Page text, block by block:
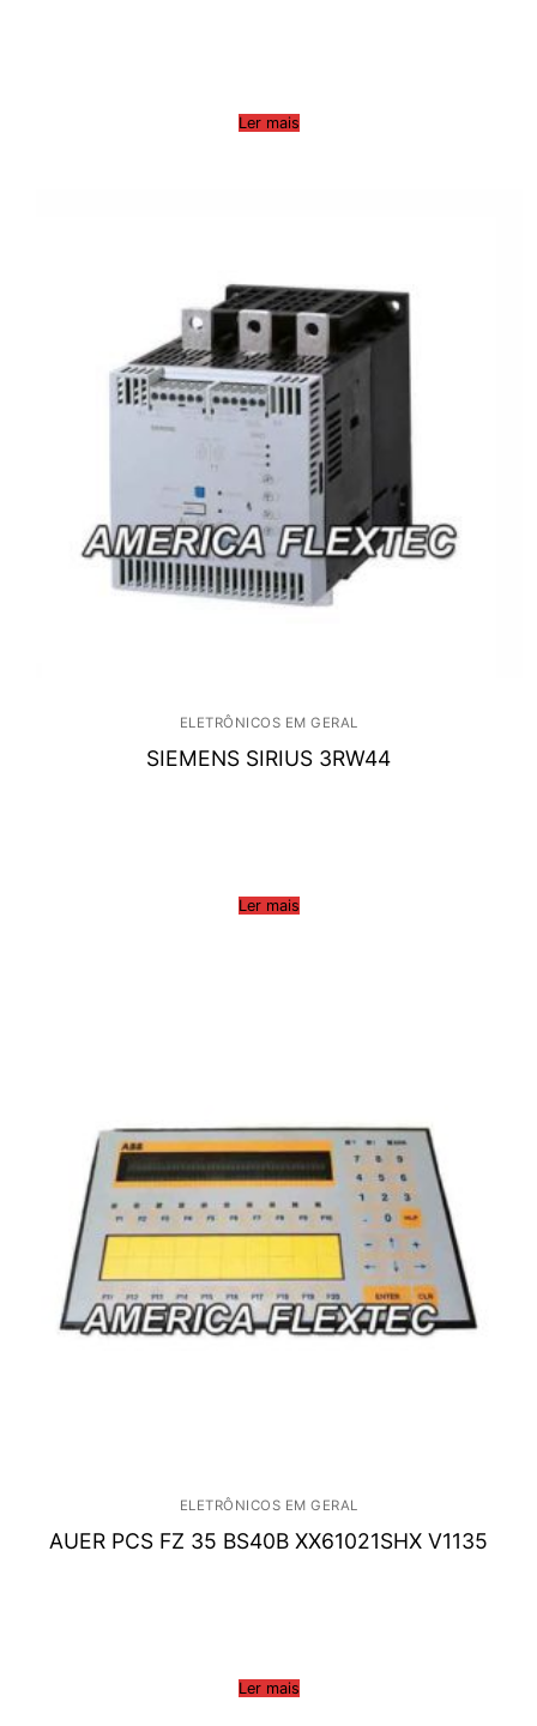
Ler mais
ELETRÔNICOS EM GERAL
SIEMENS SIRIUS 3RW44
Ler mais
ELETRÔNICOS EM GERAL
AUER PCS FZ 35 BS40B XX61021SHX V1135
Ler mais